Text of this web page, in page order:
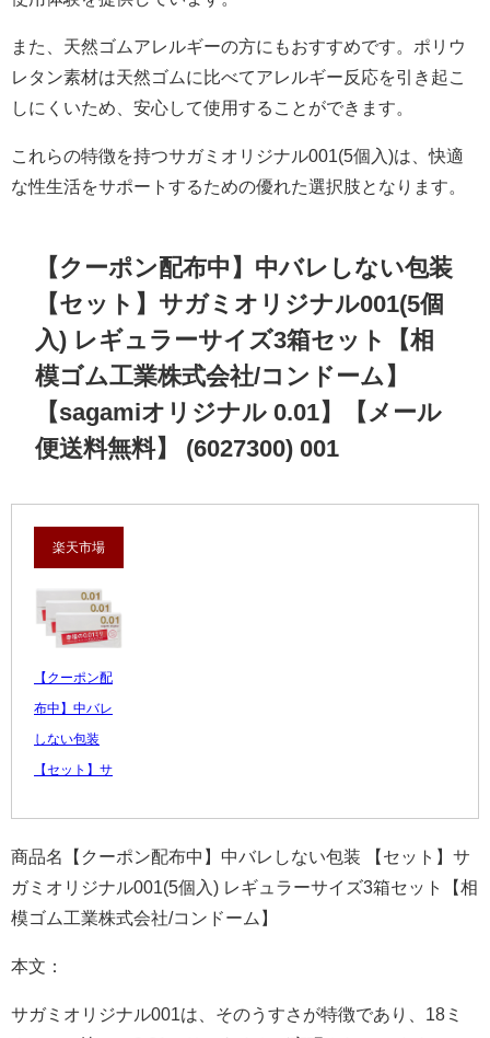
また、天然ゴムアレルギーの方にもおすすめです。ポリウ
レタン素材は天然ゴムに比べてアレルギー反応を引き起こ
しにくいため、安心して使用することができます。
これらの特徴を持つサガミオリジナル001(5個入)は、快適
な性生活をサポートするための優れた選択肢となります。
【クーポン配布中】中バレしない包装
【セット】サガミオリジナル001(5個
入) レギュラーサイズ3箱セット【相
模ゴム工業株式会社/コンドーム】
【sagamiオリジナル 0.01】【メール
便送料無料】 (6027300) 001
楽天市場
【クーポン配
布中】中バレ
しない包装
【セット】サ
2,480 円
レビュー数：5
商品名【クーポン配布中】中バレしない包装 【セット】サ
ガミオリジナル001(5個入) レギュラーサイズ3箱セット【相
模ゴム工業株式会社/コンドーム】
本文：
サガミオリジナル001は、そのうすさが特徴であり、18ミ